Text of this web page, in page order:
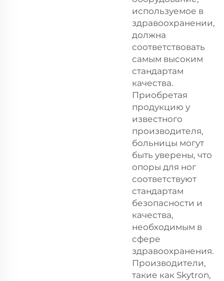
используемое в
здравоохранении,
должна
соответствовать
самым высоким
стандартам
качества.
Приобретая
продукцию у
известного
производителя,
больницы могут
быть уверены, что
опоры для ног
соответствуют
стандартам
безопасности и
качества,
необходимым в
сфере
здравоохранения.
Производители,
такие как Skytron,